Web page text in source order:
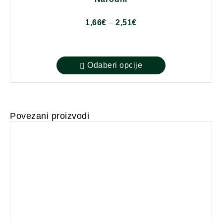
1,66€ – 2,51€
Odaberi opcije
Povezani proizvodi